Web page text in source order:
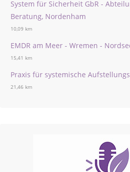
System für Sicherheit GbR -
Beratung, Nordenham
10,09 km
EMDR am Meer - Wremen -
15,41 km
Praxis für systemische
21,46 km